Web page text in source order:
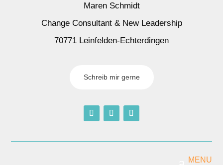
Maren Schmidt
Change Consultant & New Leadership
70771 Leinfelden-Echterdingen
Schreib mir gerne